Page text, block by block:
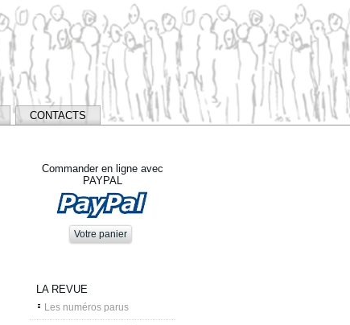
CONTACTS
Commander en ligne avec
PAYPAL
LA REVUE
Les numéros parus